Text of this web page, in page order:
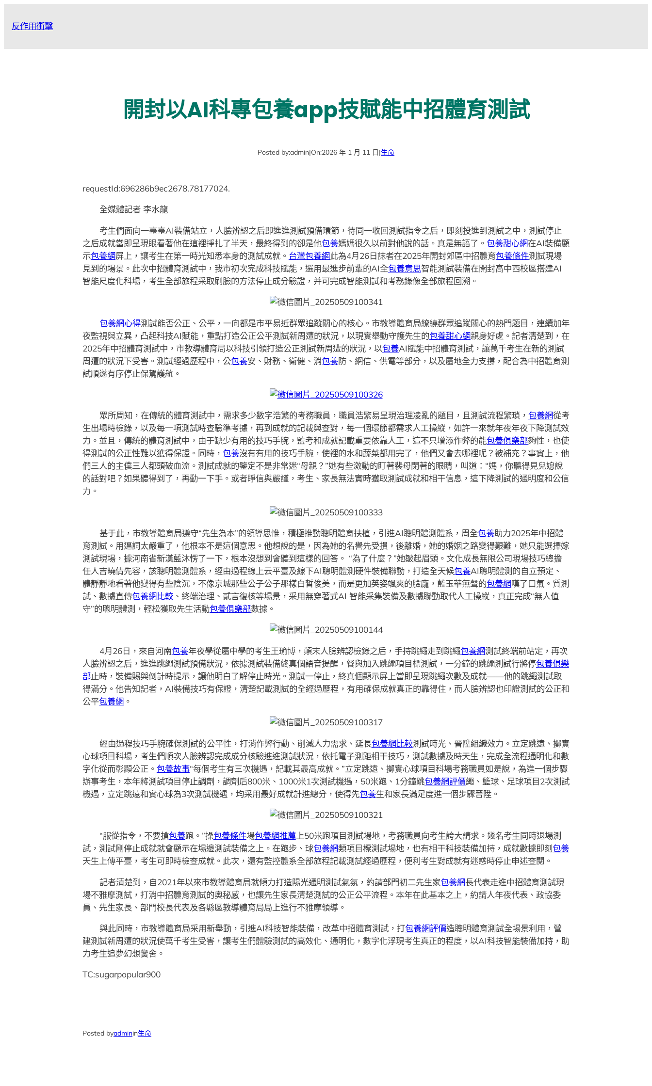
反作用衝擊
開封以AI科專包養app技賦能中招體育測試
Posted by:admin|On:2026 年 1 月 11 日|生命
requestId:696286b9ec2678.78177024.
全媒體記者 李水龍
考生們面向一臺臺AI裝備站立，人臉辨認之后即進進測試預備環節，待同一收回測試指令之后，即刻投進到測試之中，測試停止
之后成就當即呈現眼看著他在這裡掙扎了半天，最終得到的卻是他包養媽媽很久以前對他說的話。真是無語了。 包養甜心網在AI裝備顯
示包養網屏上，讓考生在第一時光知悉本身的測試成就。 台灣包養網此為4月26日誌者在2025年開封郊區中招體育包養條件測試現場
見到的場景。此次中招體育測試中，我市初次完成科技賦能，選用最進步前輩的AI全包養意思智能測試裝備在開封高中西校區搭建AI
智能尺度化科場，考生全部旅程采取刷臉的方法停止成分驗證，并可完成智能測試和考務錄像全部旅程回溯。
包養網心得測試能否公正、公平，一向都是市平易近群眾追蹤關心的核心。市教導體育局繚繞群眾追蹤關心的熱門題目，連續加年
夜監視與立異，凸起科技AI賦能，重點打造公正公平測試新周遭的狀況，以現實舉動守護先生的包養甜心網親身好處。記者清楚到，在
2025年中招體育測試中，市教導體育局以科技引領打造公正測試新周遭的狀況，以包養AI賦能中招體育測試，讓萬千考生在新的測試
周遭的狀況下受害。測試經過歷程中，公包養安、財務、衛健、消包養防、網信、供電等部分，以及屬地全力支撐，配合為中招體育測
試順遂有序停止保駕護航。
眾所周知，在傳統的體育測試中，需求多少數字浩繁的考務職員，職員浩繁易呈現治理凌亂的題目，且測試流程繁瑣， 包養網從考
生出場時檢錄，以及每一項測試時查驗準考據，再到成就的記載與查對，每一個環節都需求人工操縱，如許一來就年夜年夜下降測試效
力。並且，傳統的體育測試中，由于缺少有用的技巧手腕，監考和成就記載重要依靠人工，這不只增添作弊的能包養俱樂部夠性，也使
得測試的公正性難以獲得保證。同時， 包養沒有有用的技巧手腕，使裡的水和蔬菜都用完了，他們又會去哪裡呢？被補充？事實上，他
們三人的主僕三人都頭破血流。測試成就的鑒定不是非常迷“母親？”她有些激動的盯著裴母閉著的眼睛，叫道：“媽，你聽得見兒媳說
的話對吧？如果聽得到了，再動一下手。或者睜信與嚴謹，考生、家長無法實時獲取測試成就和相干信息，這下降測試的通明度和公信
力。
基于此，市教導體育局遵守“先生為本”的領導思惟，積極推動聰明體育扶植，引進AI聰明體測體系，周全包養助力2025年中招體
育測試。用逼詞太嚴重了，他根本不是這個意思。他想說的是，因為她的名譽先受損，後離婚，她的婚姻之路變得艱難，她只能選擇嫁
測試現場，據河南省新漢藍沐愣了一下，根本沒想到會聽到這樣的回答。 “為了什麼？”她皺起眉頭。文化成長無限公司現場技巧總擔
任人吉曉倩先容，該聰明體測體系，經由過程線上云平臺及線下AI聰明體測硬件裝備聯動，打造全天候包養AI聰明體測的自立預定、
體靜靜地看著他變得有些陰沉，不像京城那些公子公子那樣白皙俊美，而是更加英姿颯爽的臉龐，藍玉華無聲的包養網嘆了口氣。質測
試、數據直傳包養網比較、終端治理、貳言復核等場景，采用無穿著式AI 智能采集裝備及數據聯動取代人工操縱，真正完成“無人值
守”的聰明體測，輕松獲取先生活動包養俱樂部數據。
4月26日，來自河南包養年夜學從屬中學的考生王瑜博，顛末人臉辨認檢錄之后，手持跳繩走到跳繩包養網測試終端前站定，再次
人臉辨認之后，進進跳繩測試預備狀況，依據測試裝備終真個語音提醒，餐與加入跳繩項目標測試，一分鐘的跳繩測試行將停包養俱樂
部止時，裝備賜與倒計時提示，讓他明白了解停止時光。測試一停止，終真個顯示屏上當即呈現跳繩次數及成就——他的跳繩測試取
得滿分。他告知記者，AI裝備技巧有保證，清楚記載測試的全經過歷程，有用確保成就真正的靠得住，而人臉辨認也印證測試的公正和
公平包養網。
經由過程技巧手腕確保測試的公平性，打消作弊行動、削減人力需求、延長包養網比較測試時光、晉陞組織效力。立定跳遠、擲實
心球項目科場，考生們順次人臉辨認完成成分核驗進進測試狀況，依托電子測距相干技巧，測試數據及時天生，完成全流程通明化和數
字化從而彰顯公正。 包養故事“每個考生有三次機遇，記載其最高成就。”立定跳遠、擲實心球項目科場考務職員如是說，為進一個步驟
辦事考生，本年將測試項目停止調劑，調劑后800米、1000米1次測試機遇，50米跑、1分鐘跳包養網評價繩、籃球、足球項目2次測試
機遇，立定跳遠和實心球為3次測試機遇，均采用最好成就計進總分，使得先包養生和家長滿足度進一個步驟晉陞。
“服從指令，不要搶包養跑。”操包養條件場包養網推薦上50米跑項目測試場地，考務職員向考生誇大請求。幾名考生同時退場測
試，測試剛停止成就就會顯示在場邊測試裝備之上。在跑步、球包養網類項目標測試場地，也有相干科技裝備加持，成就數據即刻包養
天生上傳平臺，考生可即時檢查成就。此次，還有監控體系全部旅程記載測試經過歷程，便利考生對成就有迷惑時停止申述查閱。
記者清楚到，自2021年以來市教導體育局就傾力打造陽光通明測試氣氛，約請部門初二先生家包養網長代表走進中招體育測試現
場不雅摩測試，打消中招體育測試的奧秘感，也讓先生家長清楚測試的公正公平流程。本年在此基本之上，約請人年夜代表、政協委
員、先生家長、部門校長代表及各縣區教導體育局局上進行不雅摩領導。
與此同時，市教導體育局采用新舉動，引進AI科技智能裝備，改革中招體育測試，打包養網評價造聰明體育測試全場景利用，營
建測試新周遭的狀況使萬千考生受害，讓考生們體驗測試的高效化、通明化，數字化浮現考生真正的程度，以AI科技智能裝備加持，助
力考生追夢幻想黌舍。
TC:sugarpopular900
Posted byadminin生命